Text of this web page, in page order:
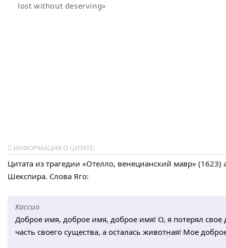
lost without deserving»
ИНФОРМАЦИЯ О ЦИТАТЕ:
Цитата из трагедии «Отелло, венецианский мавр» (1623)
Шекспира. Слова Яго:
Кассио
Доброе имя, доброе имя, доброе имя! О, я потерял
часть своего существа, а осталась животная! Мое